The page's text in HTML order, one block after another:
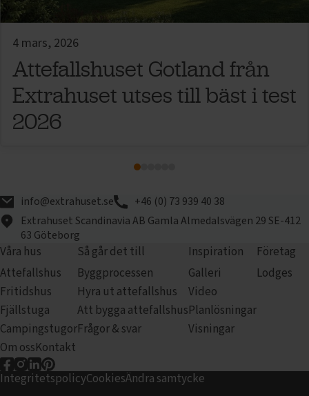
4 mars, 2026
Attefallshuset Gotland från
Extrahuset utses till bäst i test
2026
info@extrahuset.se
+46 (0) 73 939 40 38
Extrahuset Scandinavia AB Gamla Almedalsvägen 29SE-412
63 Göteborg
Våra hus
Attefallshus
Fritidshus
Fjällstuga
Campingstugor
Så går det till
Byggprocessen
Hyra ut attefallshus
Att bygga attefallshus
Frågor & svar
Inspiration
Galleri
Video
Planlösningar
Visningar
Företag
Lodges
Om ossKontakt
Extrahuset på Facebook
Extrahuset på Instagram
Extrahuset på LinkedIn
Extrahuset på pinterest
IntegritetspolicyCookiesÄndra samtycke